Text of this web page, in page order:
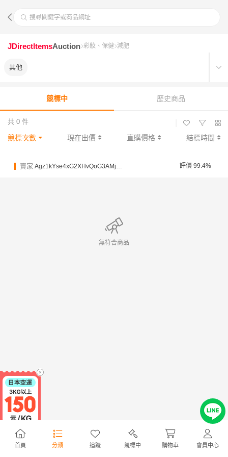
搜尋關鍵字或商品網址
首頁 分類 追蹤 競標中 購物車 會員中心
JDirectItemsAuction 彩妝、保健 減肥
其他
競標中 歷史商品
共 0 件
競標次數 現在出價 直購價格 結標時間
賣家 Agz1kYse4xG2XHvQoG3AMjzsfdPP2 評價 99.4%
無符合商品